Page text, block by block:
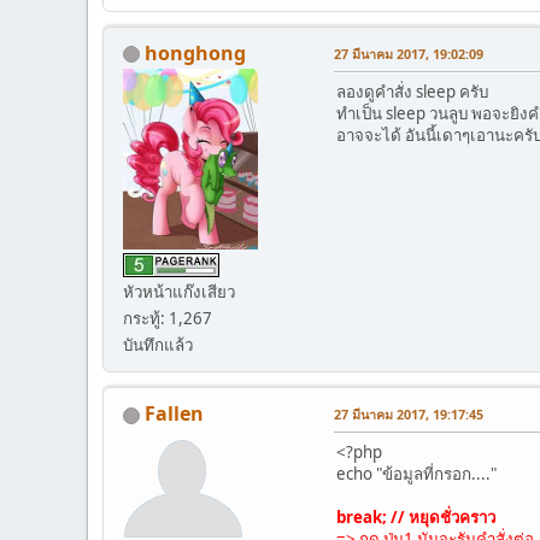
honghong
หัวหน้าแก๊งเสียว
กระทู้: 1,267
บันทึกแล้ว
27 มีนาคม 2017, 19:02:09
ลองดูคำสั่ง sleep ครับ
ทำเป็น sleep วนลูบ พอจะยิง
อาจจะได้ อันนี้เดาๆเอานะครั
Fallen 27 มีนาคม 2017, 19:17:45
<?php
echo "ข้อมูลที่กรอก...."
break; // หยุดชั่วคราว